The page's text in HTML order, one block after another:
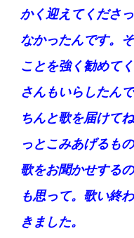
かく迎えてくださ
なかったんです。
ことを強く勧めて
さんもいらしたん
ちんと歌を届けて
っとこみあげるも
歌をお聞かせする
も思って。歌い終
きました。